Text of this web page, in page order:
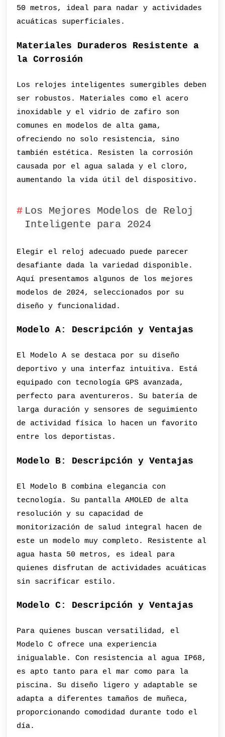
50 metros, ideal para nadar y actividades
acuáticas superficiales.
Materiales Duraderos Resistente a
la Corrosión
Los relojes inteligentes sumergibles deben
ser robustos. Materiales como el acero
inoxidable y el vidrio de zafiro son
comunes en modelos de alta gama,
ofreciendo no solo resistencia, sino
también estética. Resisten la corrosión
causada por el agua salada y el cloro,
aumentando la vida útil del dispositivo.
Los Mejores Modelos de Reloj
Inteligente para 2024
Elegir el reloj adecuado puede parecer
desafiante dada la variedad disponible.
Aquí presentamos algunos de los mejores
modelos de 2024, seleccionados por su
diseño y funcionalidad.
Modelo A: Descripción y Ventajas
El Modelo A se destaca por su diseño
deportivo y una interfaz intuitiva. Está
equipado con tecnología GPS avanzada,
perfecto para aventureros. Su batería de
larga duración y sensores de seguimiento
de actividad física lo hacen un favorito
entre los deportistas.
Modelo B: Descripción y Ventajas
El Modelo B combina elegancia con
tecnología. Su pantalla AMOLED de alta
resolución y su capacidad de
monitorización de salud integral hacen de
este un modelo muy completo. Resistente al
agua hasta 50 metros, es ideal para
quienes disfrutan de actividades acuáticas
sin sacrificar estilo.
Modelo C: Descripción y Ventajas
Para quienes buscan versatilidad, el
Modelo C ofrece una experiencia
inigualable. Con resistencia al agua IP68,
es apto tanto para el mar como para la
piscina. Su diseño ligero y adaptable se
adapta a diferentes tamaños de muñeca,
proporcionando comodidad durante todo el
día.